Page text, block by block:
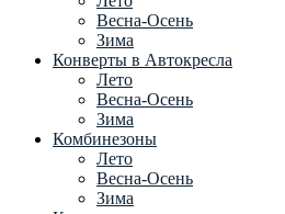
Весна-Осень
Зима
Конверты в Автокресла
Лето
Весна-Осень
Зима
Комбинезоны
Лето
Весна-Осень
Зима